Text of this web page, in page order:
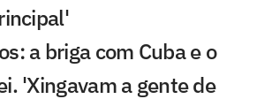
a briga com Cuba e o
'Xingavam a gente de